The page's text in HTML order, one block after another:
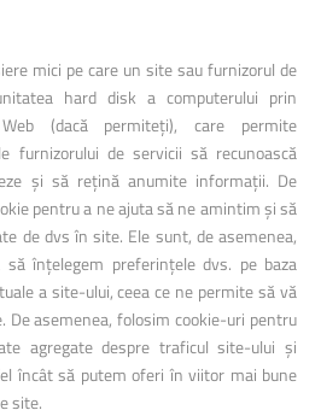
mici pe care un site sau furnizorul de
hard disk a computerului prin
(dacă permiteți), care permite
furnizorului de servicii să recunoască
și să rețină anumite informații. De
pentru a ne ajuta să ne amintim și să
de dvs în site. Ele sunt, de asemenea,
înțelegem preferințele dvs. pe baza
a site-ului, ceea ce ne permite să vă
asemenea, folosim cookie-uri pentru
agregate despre traficul site-ului și
încât să putem oferi în viitor mai bune
site.